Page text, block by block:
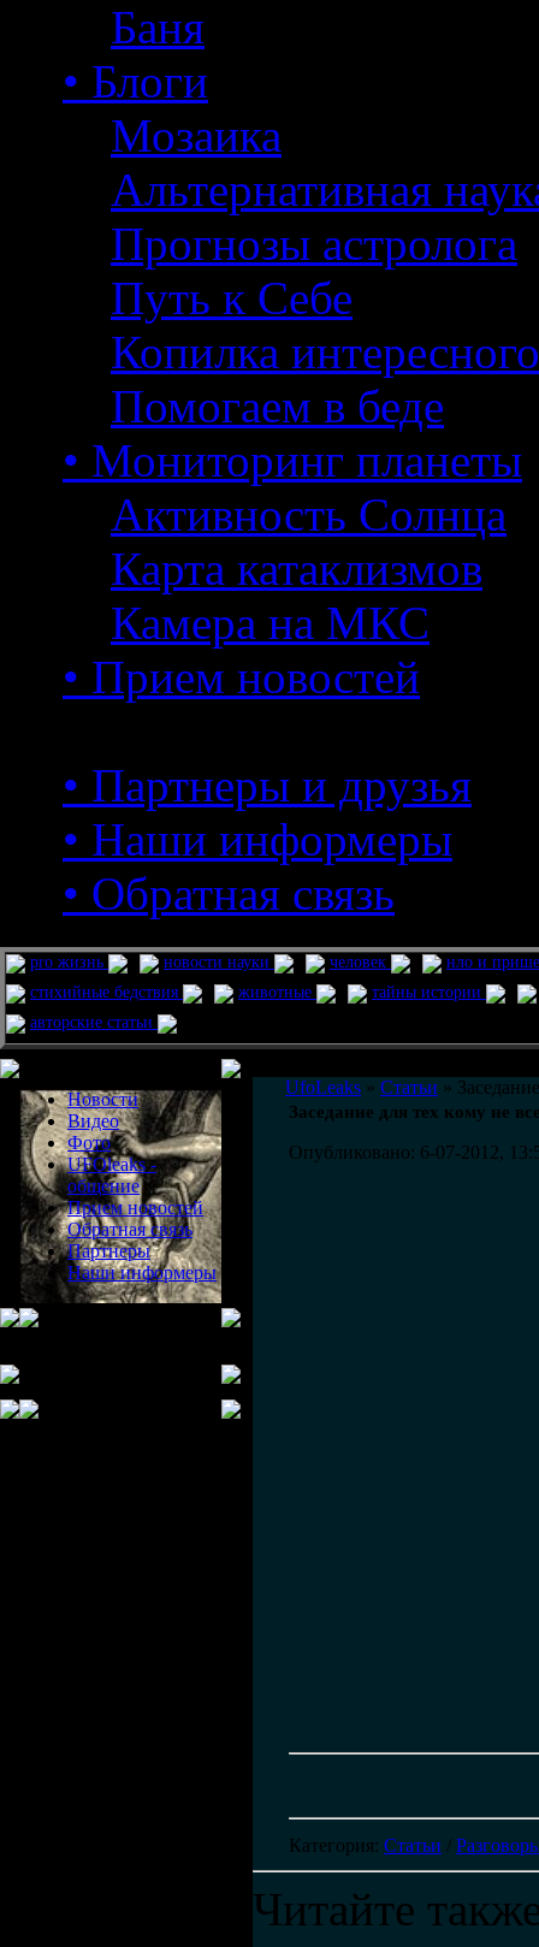
Баня
• Блоги
Мозаика
Альтернативная
Прогнозы астролога
Путь к Себе
Копилка интересного
Помогаем в беде
• Мониторинг планеты
Активность Солнца
Карта катаклизмов
Камера на МКС
• Прием новостей
• Партнеры и друзья
• Наши информеры
• Обратная связь
pro жизнь новости науки человек
нло и
стихийные бедствия
животные
тайны истории
авторские статьи
Новости
Видео
Фото
UFOleaks -
общение
Прием новостей
Обратная связь
Партнеры
Наши информеры
UfoLeaks » Статьи »
Заседание для тех кому не
Опубликовано: 6-07-2012,
Категория: Статьи /
Читайте